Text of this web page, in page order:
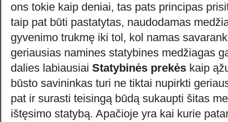
ons tokie kaip deniai, tas pats principas
taip pat būti pastatytas, naudodamas
gyvenimo trukmę iki tol, kol namas
geriausias namines statybines medžiagas
dalies labiausiai Statybinės prekės kaip
būsto savininkas turi ne tiktai nupirkti
pat ir surasti teisingą būdą sukaupti šitas
ištęsimo statybą. Apačioje yra kai kurie